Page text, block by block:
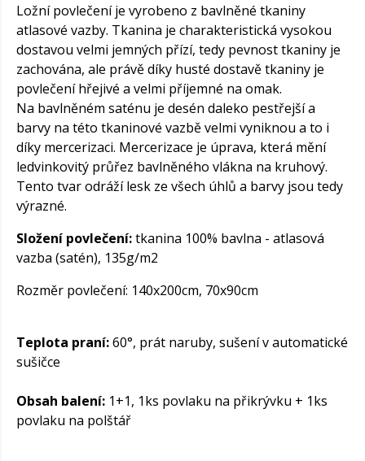
Ložní povlečení je vyrobeno z bavlněné tkaniny
atlasové vazby. Tkanina je charakteristická vysokou
dostavou velmi jemných přízí, tedy pevnost tkaniny je
zachována, ale právě díky husté dostavě tkaniny je
povlečení hřejivé a velmi příjemné na omak.
Na bavlněném saténu je desén daleko pestřejší a
barvy na této tkaninové vazbě velmi vyniknou a to i
díky mercerizaci. Mercerizace je úprava, která mění
ledvinkovitý průřez bavlněného vlákna na kruhový.
Tento tvar odráží lesk ze všech úhlů a barvy jsou tedy
výrazné.
Složení povlečení:tkanina 100% bavlna - atlasová
vazba (satén), 135g/m2
Rozměr povlečení: 140x200cm, 70x90cm
Teplota praní:60°, prát naruby, sušení v automatické
sušičce
Obsah balení: 1+1, 1ks povlaku na přikrývku + 1ks
povlaku na polštář